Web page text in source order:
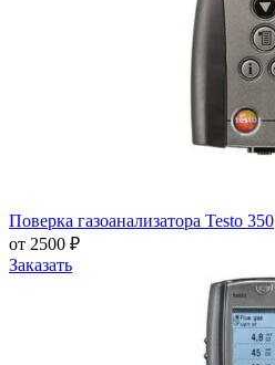
Поверка газоанализатора Testo 350
от 2500 ₽
Заказать